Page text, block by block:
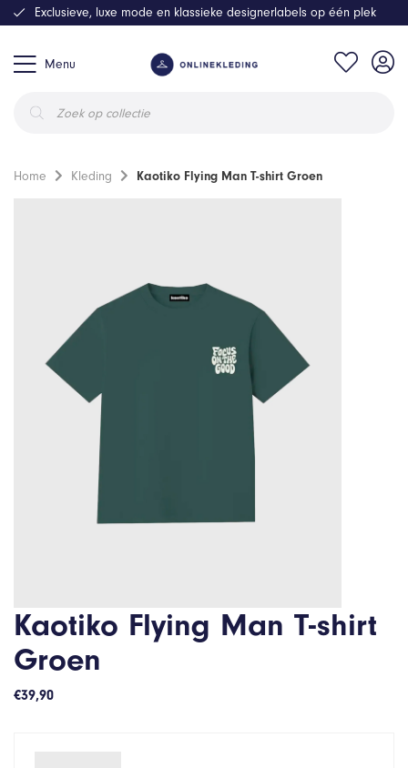
Menu
zoeken
Exclusieve, luxe mode en klassieke designerlabels op één plek
Home Kleding Kaotiko Flying Man T-shirt Groen
Kaotiko Flying Man T-shirt
Groen
€39,90